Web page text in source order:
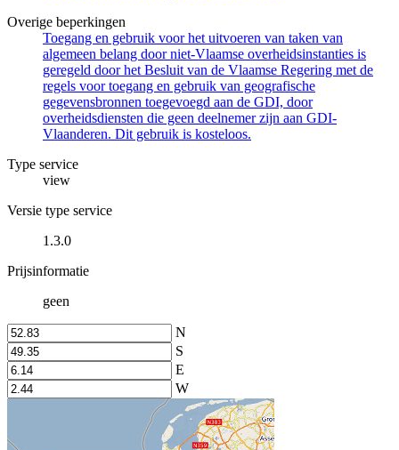
Overige beperkingen
Toegang en gebruik voor het uitvoeren van taken van
algemeen belang door niet-Vlaamse overheidsinstanties is
geregeld door het Besluit van de Vlaamse Regering met de
regels voor toegang en gebruik van geografische
gegevensbronnen toegevoegd aan de GDI, door
overheidsdiensten die geen deelnemer zijn aan GDI-
Vlaanderen. Dit gebruik is kosteloos.
Type service
view
Versie type service
1.3.0
Prijsinformatie
geen
N
S
E
W